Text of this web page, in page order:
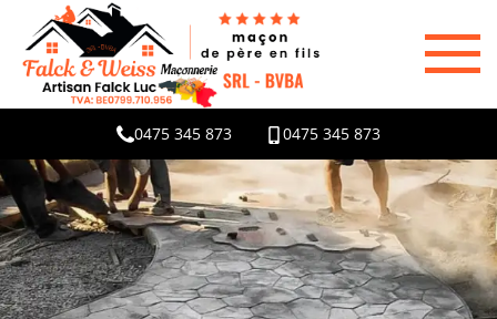
0475 345 873 0475 345 873